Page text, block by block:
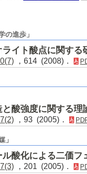
の進歩」
イト酸点に関する
，614 (2008)．
酸強度に関する理
，93 (2005)．
」
酸化による二価フ
，201 (2005)．